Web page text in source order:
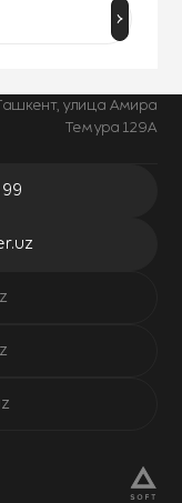
улица Амира
Темура 129А